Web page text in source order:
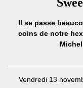
Il se passe
coins de notre
Vendredi 13